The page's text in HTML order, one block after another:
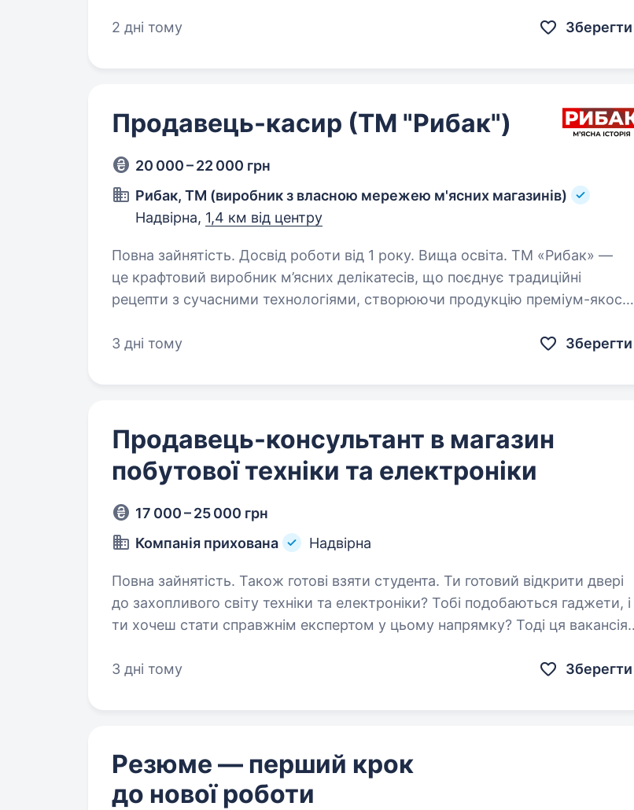
2 дні тому
Зберегти
Продавець-касир (ТМ "Рибак")
20 000 – 22 000 грн
Рибак, ТМ (виробник з власною мережею м'ясних магазинів)
Надвірна, 1,4 км від центру
Повна зайнятість. Досвід роботи від 1 року. Вища освіта. ТМ «Рибак» —
це крафтовий виробник м’ясних делікатесів, що поєднує традиційні
рецепти з сучасними технологіями, створюючи продукцію преміум-якості.
3 дні тому
Зберегти
Продавець-консультант в магазин
побутової техніки та електроніки
17 000 – 25 000 грн
Компанія прихована
Надвірна
Повна зайнятість. Також готові взяти студента. Ти готовий відкрити двері
до захопливого світу техніки та електроніки? Тобі подобаються гаджети, і
ти хочеш стати справжнім експертом у цьому напрямку? Тоді ця вакансія
3 дні тому
Зберегти
Резюме — перший крок
до нової роботи